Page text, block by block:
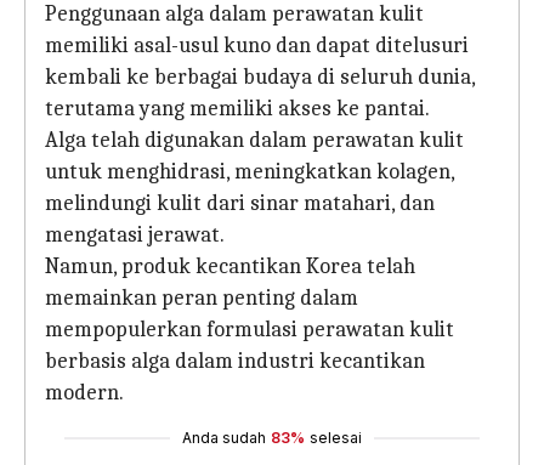
Penggunaan alga dalam perawatan kulit
memiliki asal-usul kuno dan dapat ditelusuri
kembali ke berbagai budaya di seluruh dunia,
terutama yang memiliki akses ke pantai.
Alga telah digunakan dalam perawatan kulit
untuk menghidrasi, meningkatkan kolagen,
melindungi kulit dari sinar matahari, dan
mengatasi jerawat.
Namun, produk kecantikan Korea telah
memainkan peran penting dalam
mempopulerkan formulasi perawatan kulit
berbasis alga dalam industri kecantikan
modern.
Anda sudah 83% selesai